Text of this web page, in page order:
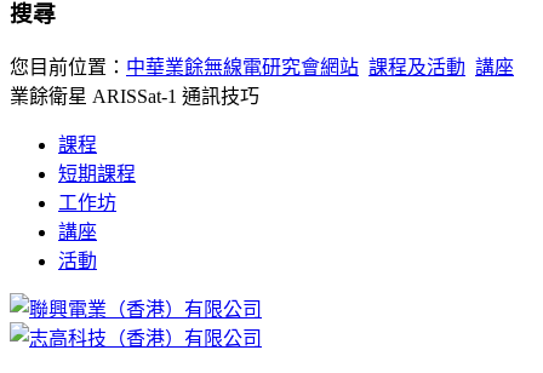
搜尋
您目前位置： 中華業餘無線電研究會網站 課程及活動 講座
業餘衛星 ARISSat-1 通訊技巧
課程
短期課程
工作坊
講座
活動